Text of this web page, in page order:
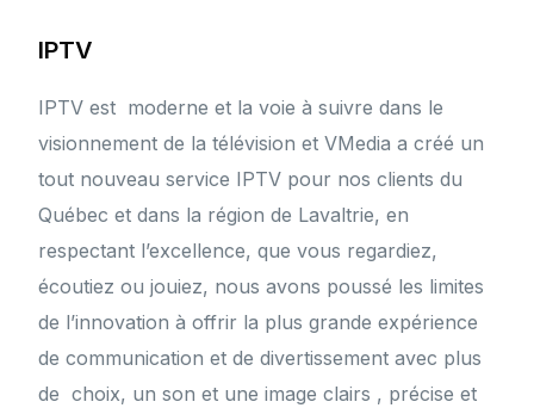
IPTV
IPTV est moderne et la voie à suivre dans le
visionnement de la télévision et VMedia a créé un
tout nouveau service IPTV pour nos clients du
Québec et dans la région de Lavaltrie, en
respectant l’excellence, que vous regardiez,
écoutiez ou jouiez, nous avons poussé les limites
de l’innovation à offrir la plus grande expérience
de communication et de divertissement avec plus
de choix, un son et une image clairs , précise et